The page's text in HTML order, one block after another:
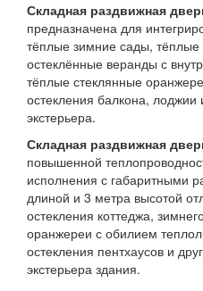
Складная раздвижная
предназначена для
тёплые зимние сады, тёплые
остеклённые веранды с
тёплые стеклянные
остекления балкона, лоджии
экстерьера.
Складная раздвижная
повышенной
исполнения с габаритными
длиной и 3 метра высотой
остекления коттеджа,
оранжереи с обилием
остекления пентхаусов и
экстерьера здания.